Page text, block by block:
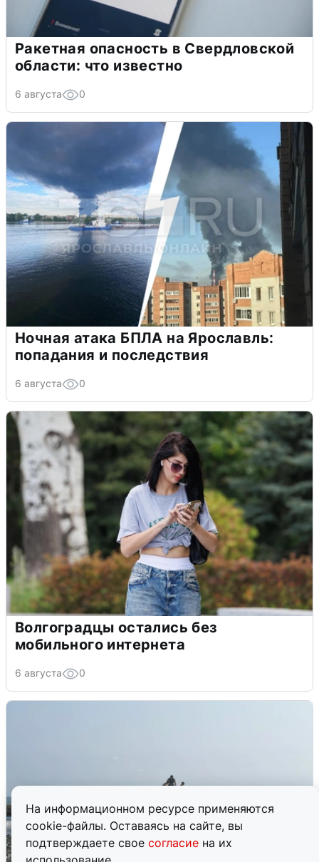
На информационном ресурсе применяются
cookie-файлы. Оставаясь на сайте, вы
подтверждаете свое согласие на их
Ракетная опасность в Свердловской
области: что известно
6 августа 0
Ночная атака БПЛА на Ярославль:
попадания и последствия
6 августа 0
Волгоградцы остались без
мобильного интернета
6 августа 0